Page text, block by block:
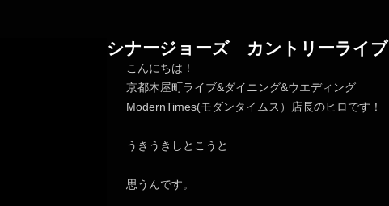
シナージョーズ カントリーライブ
こんにちは！
京都木屋町ライブ&ダイニング&ウエディング
ModernTimes(モダンタイムス）店長のヒロです！
うきうきしとこうと
思うんです。